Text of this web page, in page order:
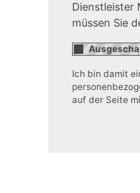
Dienstleister
müssen Sie
Ich bin damit
auf der Seite